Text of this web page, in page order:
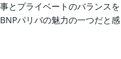
事とプライベートのバランスを
BNPパリバの魅力の一つだと感